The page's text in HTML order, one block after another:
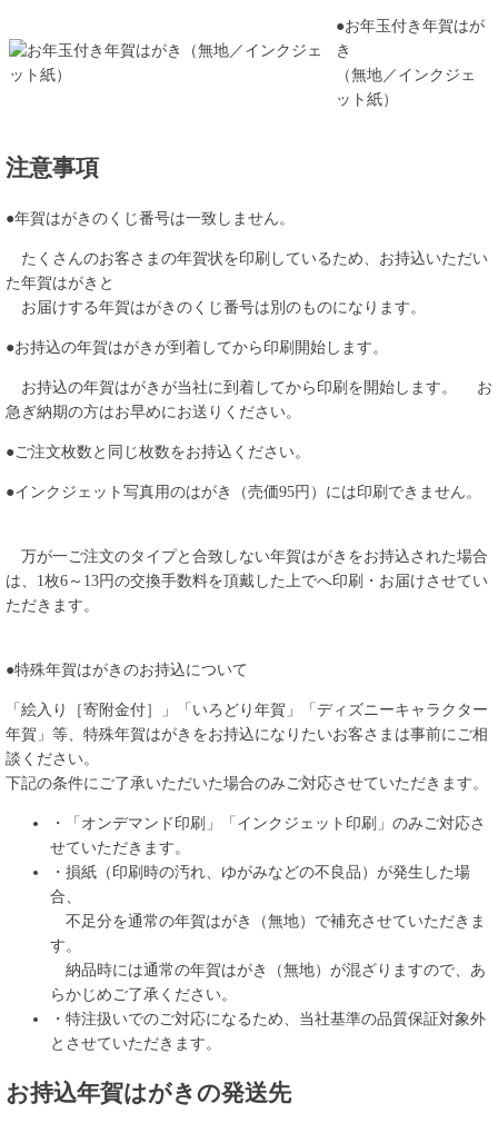
●お年玉付き年賀はが
き
（無地／インクジェ
ット紙）
注意事項
●年賀はがきのくじ番号は一致しません。
たくさんのお客さまの年賀状を印刷しているため、お持込いただい
た年賀はがきと
お届けする年賀はがきのくじ番号は別のものになります。
●お持込の年賀はがきが到着してから印刷開始します。
お持込の年賀はがきが当社に到着してから印刷を開始します。 お
急ぎ納期の方はお早めにお送りください。
●ご注文枚数と同じ枚数をお持込ください。
●インクジェット 写真用のはがき（売価95円）には印刷できません。
万が一ご注文のタイプと合致しない年賀はがきをお持込された場合
は、1枚6～13円の交換手数料を頂戴した上でへ印刷・お届けさせてい
ただきます。
●特殊年賀はがきのお持込について
「絵入り［寄附金付］」「いろどり年賀」「ディズニーキャラクター
年賀」等、特殊年賀はがきをお持込になりたいお客さまは事前にご相
談ください。
下記の条件にご了承いただいた場合のみご対応させていただきます。
・「オンデマンド印刷」「インクジェット印刷」のみご対応さ
せていただきます。
・損紙（印刷時の汚れ、ゆがみなどの不良品）が発生した場
合、
不足分を通常の年賀はがき（無地）で補充させていただきま
す。
納品時には通常の年賀はがき（無地）が混ざりますので、あ
らかじめご了承ください。
・特注扱いでのご対応になるため、当社基準の品質保証対象外
とさせていただきます。
お持込年賀はがきの発送先